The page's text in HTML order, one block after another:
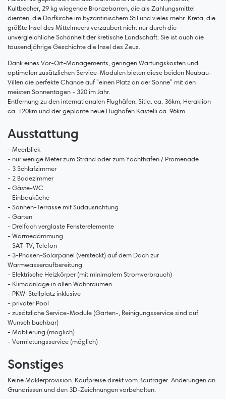
Kultbecher, 29 kg wiegende Bronzebarren, die als Zahlungsmittel
dienten, die Dorfkirche im byzantinischem Stil und vieles mehr. Kreta, die
größte Insel des Mittelmeers verzaubert nicht nur durch die
unvergleichliche Schönheit der kretische Landschaft. Sie ist auch die
tausendjährige Geschichte die Insel des Zeus.
Dank eines Vor-Ort-Managements, geringen Wartungskosten und
optimalen zusätzlichen Service-Modulen bieten diese beiden Neubau-
Villen die perfekte Chance auf "einen Platz an der Sonne" mit den
meisten Sonnentagen - 320 im Jahr.
Entfernung zu den internationalen Flughäfen: Sitia. ca. 36km, Heraklion
ca. 120km und der geplante neue Flughafen Kastelli ca. 96km
Ausstattung
- Meerblick
- nur wenige Meter zum Strand oder zum Yachthafen / Promenade
- 3 Schlafzimmer
- 2 Badezimmer
- Gäste-WC
- Einbauküche
- Sonnen-Terrasse mit Südausrichtung
- Garten
- Dreifach verglaste Fensterelemente
- Wärmedämmung
- SAT-TV, Telefon
- 3-Phasen-Solarpanel (versteckt) auf dem Dach zur
Warmwasseraufbereitung
- Elektrische Heizkörper (mit minimalem Stromverbrauch)
- Klimaanlage in allen Wohnräumen
- PKW-Stellplatz inklusive
- privater Pool
- zusätzliche Service-Module (Garten-, Reinigungsservice sind auf
Wunsch buchbar)
- Möblierung (möglich)
- Vermietungsservice (möglich)
Sonstiges
Keine Maklerprovision. Kaufpreise direkt vom Bauträger. Änderungen an
Grundrissen und den 3D-Zeichnungen vorbehalten.